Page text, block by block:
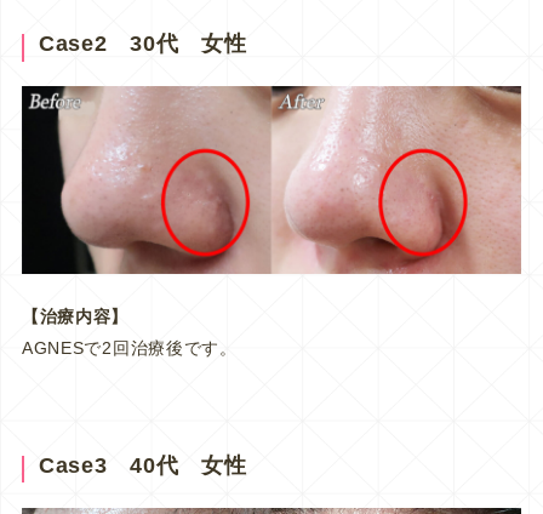
Case2 30代 女性
【治療内容】
AGNESで2回治療後です。
Case3 40代 女性